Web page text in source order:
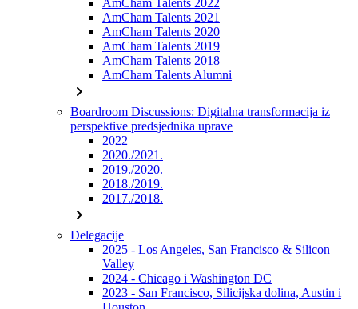
AmCham Talents 2021
AmCham Talents 2020
AmCham Talents 2019
AmCham Talents 2018
AmCham Talents Alumni
chevron_right
Boardroom Discussions: Digitalna transformacija iz
perspektive predsjednika uprave
2022
2020./2021.
2019./2020.
2018./2019.
2017./2018.
chevron_right
Delegacije
2025 - Los Angeles, San Francisco & Silicon
Valley
2024 - Chicago i Washington DC
2023 - San Francisco, Silicijska dolina, Austin i